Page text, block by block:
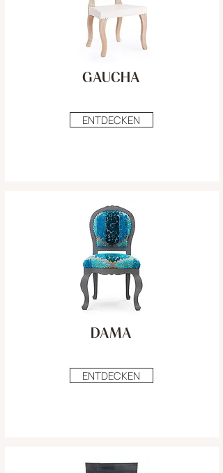
ENTDECKEN
GAUCHA
ENTDECKEN
DAMA